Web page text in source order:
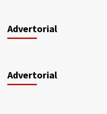
Advertorial
Advertorial